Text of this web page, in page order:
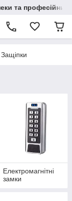
та професійних
Електромагнітні
замки